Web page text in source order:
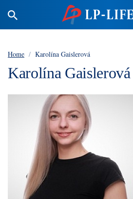
Home / Karolína Gaislerová
Karolína Gaislerová